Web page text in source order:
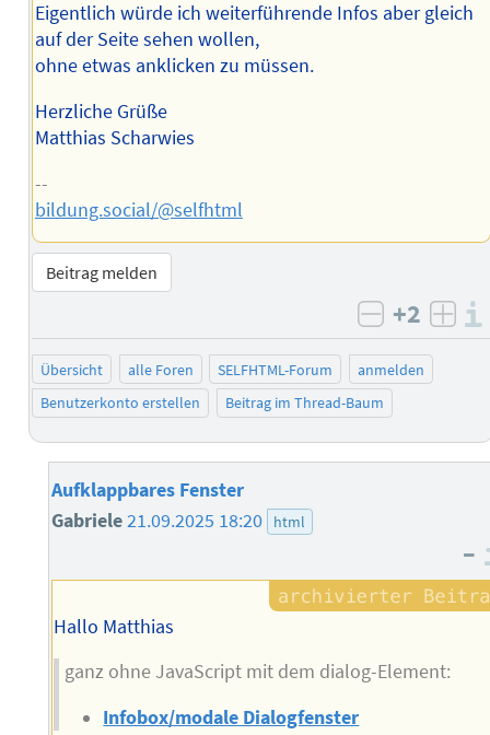
Eigentlich würde ich weiterführende Infos aber gleich
auf der Seite sehen wollen,
ohne etwas anklicken zu müssen.
Herzliche Grüße
Matthias Scharwies
--
bildung.social/@selfhtml
Beitrag melden
negativ
+2
Übersicht alle Foren SELFHTML-Forum
anmelden
Benutzerkonto erstellen
Beitrag im Thread-Baum
Aufklappbares Fenster
Gabriele21.09.2025 18:20 html
–
Hallo Matthias
ganz ohne JavaScript mit dem dialog-Element:
Infobox/modale Dialogfenster